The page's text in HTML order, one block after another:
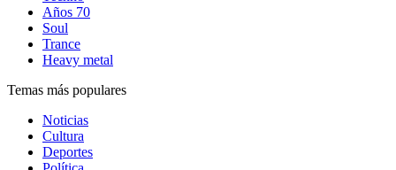
Años 70
Soul
Trance
Heavy metal
Temas más populares
Noticias
Cultura
Deportes